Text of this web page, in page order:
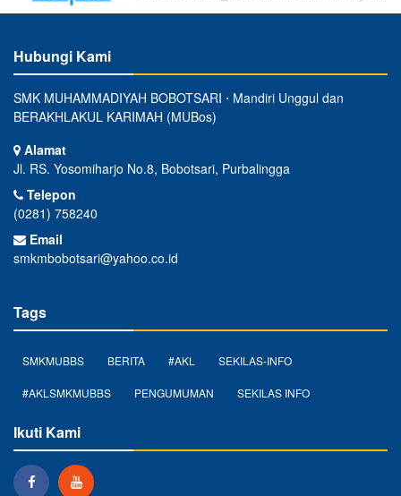
Hubungi Kami
SMK MUHAMMADIYAH BOBOTSARI ⋅ Mandiri Unggul dan
BERAKHLAKUL KARIMAH (MUBos)
Alamat
Jl. RS. Yosomiharjo No.8, Bobotsari, Purbalingga
Telepon
(0281) 758240
Email
smkmbobotsari@yahoo.co.id
Tags
SMKMUBBS BERITA #AKL SEKILAS-INFO
#AKLSMKMUBBS PENGUMUMAN SEKILAS INFO
Ikuti Kami